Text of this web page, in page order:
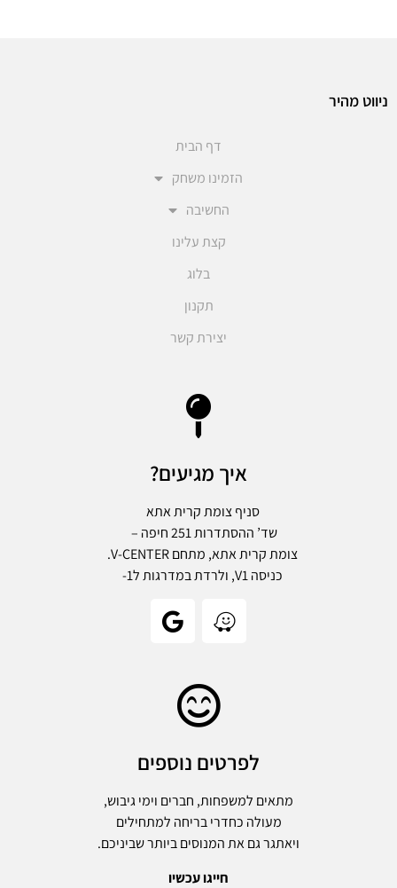
ניווט מהיר
דף הבית
הזמינו משחק
החשיבה
קצת עלינו
בלוג
תקנון
יצירת קשר
איך מגיעים?
סניף צומת קרית אתא
שד’ ההסתדרות 251 חיפה –
צומת קרית אתא, מתחם V-CENTER.
כניסה V1, ולרדת במדרגות ל1-
לפרטים נוספים
מתאים למשפחות, חברים וימי גיבוש,
מעולה כחדרי בריחה למתחילים
ויאתגר גם את המנוסים ביותר שביניכם.
חייגו עכשיו